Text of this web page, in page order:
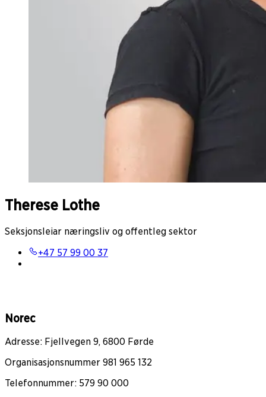
Therese Lothe
Seksjonsleiar næringsliv og offentleg sektor
+47 57 99 00 37
Norec
Adresse: Fjellvegen 9, 6800 Førde
Organisasjonsnummer 981 965 132
Telefonnummer: 579 90 000